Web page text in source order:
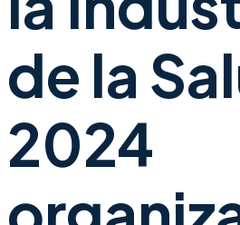
de la
2024